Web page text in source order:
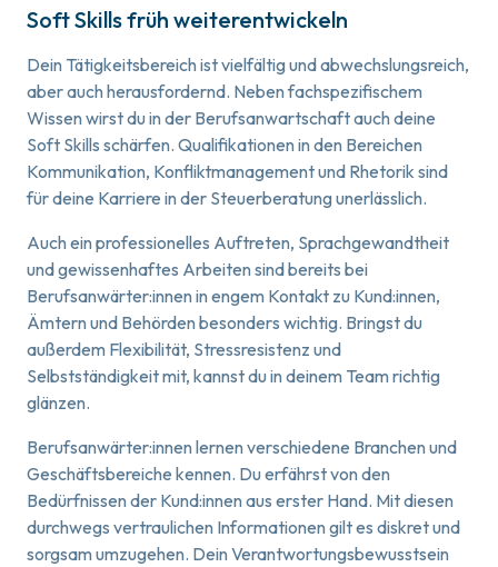
Soft Skills früh weiterentwickeln
Dein Tätigkeitsbereich ist vielfältig und abwechslungsreich,
aber auch herausfordernd. Neben fachspezifischem
Wissen wirst du in der Berufsanwartschaft auch deine
Soft Skills schärfen. Qualifikationen in den Bereichen
Kommunikation, Konfliktmanagement und Rhetorik sind
für deine Karriere in der Steuerberatung unerlässlich.
Auch ein professionelles Auftreten, Sprachgewandtheit
und gewissenhaftes Arbeiten sind bereits bei
Berufsanwärter:innen in engem Kontakt zu Kund:innen,
Ämtern und Behörden besonders wichtig. Bringst du
außerdem Flexibilität, Stressresistenz und
Selbstständigkeit mit, kannst du in deinem Team richtig
glänzen.
Berufsanwärter:innen lernen verschiedene Branchen und
Geschäftsbereiche kennen. Du erfährst von den
Bedürfnissen der Kund:innen aus erster Hand. Mit diesen
durchwegs vertraulichen Informationen gilt es diskret und
sorgsam umzugehen. Dein Verantwortungsbewusstsein